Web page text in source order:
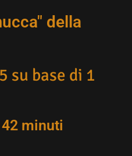
della
su base di 1
42 minuti